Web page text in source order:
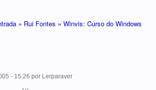
» Rui Fontes » Winvis: Curso do Windows
- 15:26 por Lerparaver